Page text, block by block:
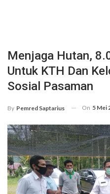
Menjaga Hutan,
Untuk KTH Dan
Sosial Pasaman
By Pemred Saptarius On 5 Mei